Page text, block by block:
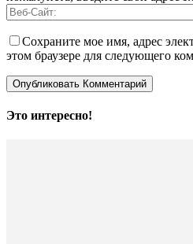
Сохраните мое имя, адрес
этом браузере для следующего
Это интересно!